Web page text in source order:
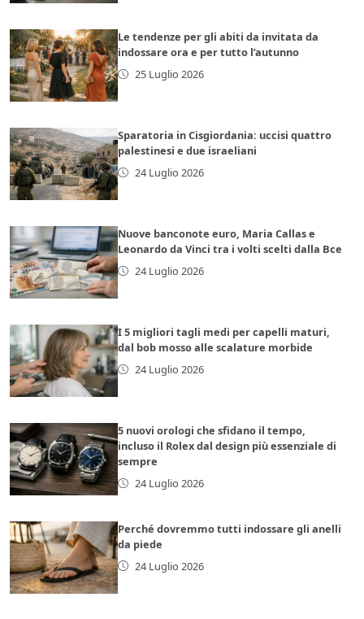
Le tendenze per gli abiti da invitata da
indossare ora e per tutto l’autunno
25 Luglio 2026
Sparatoria in Cisgiordania: uccisi quattro
palestinesi e due israeliani
24 Luglio 2026
Nuove banconote euro, Maria Callas e
Leonardo da Vinci tra i volti scelti dalla Bce
24 Luglio 2026
I 5 migliori tagli medi per capelli maturi,
dal bob mosso alle scalature morbide
24 Luglio 2026
5 nuovi orologi che sfidano il tempo,
incluso il Rolex dal design più essenziale di
sempre
24 Luglio 2026
Perché dovremmo tutti indossare gli anelli
da piede
24 Luglio 2026